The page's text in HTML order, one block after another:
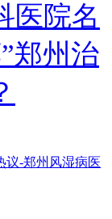
医院名
郑州治
议-郑州风湿病医